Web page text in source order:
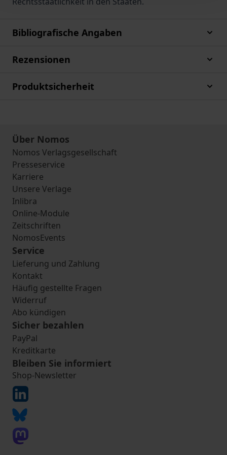
Bibliografische Angaben
Rezensionen
Produktsicherheit
Über Nomos
Nomos Verlagsgesellschaft
Presseservice
Karriere
Unsere Verlage
Inlibra
Online-Module
Zeitschriften
NomosEvents
Service
Lieferung und Zahlung
Kontakt
Häufig gestellte Fragen
Widerruf
Abo kündigen
Sicher bezahlen
PayPal
Kreditkarte
Bleiben Sie informiert
Shop-Newsletter